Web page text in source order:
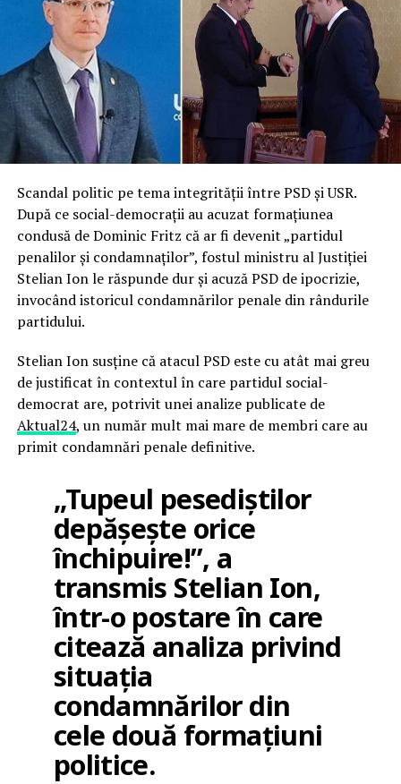
Scandal politic pe tema integrității între PSD și USR.
După ce social-democrații au acuzat formațiunea
condusă de Dominic Fritz că ar fi devenit „partidul
penalilor și condamnaților”, fostul ministru al Justiției
Stelian Ion le răspunde dur și acuză PSD de ipocrizie,
invocând istoricul condamnărilor penale din rândurile
partidului.
Stelian Ion susține că atacul PSD este cu atât mai greu
de justificat în contextul în care partidul social-
democrat are, potrivit unei analize publicate de
Aktual24, un număr mult mai mare de membri care au
primit condamnări penale definitive.
„Tupeul pesediștilor
depășește orice
închipuire!”, a
transmis Stelian Ion,
într-o postare în care
citează analiza privind
situația
condamnărilor din
cele două formațiuni
politice.